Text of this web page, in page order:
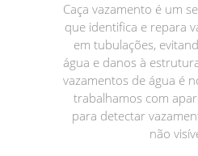
Caça vazamento é um
que identifica e repara
em tubulações,
água e danos à
vazamentos de água é
trabalhamos com
para detectar
não